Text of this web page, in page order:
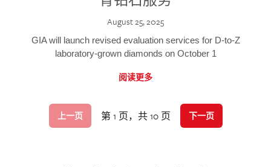
August 25, 2025
GIA will launch revised evaluation services for D-to-Z
laboratory-grown diamonds on October 1
阅读更多
上一页 第 1 页，共 10 页 下一页